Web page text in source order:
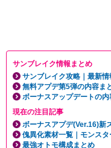
サンブレイク情報まとめ
サンブレイク攻略｜最新
無料アプデ第5弾の内容ま
ボーナスアップデートの
現在の注目記事
ボーナスアプデ(Ver.16)新
傀異化素材一覧｜モンス
最強オトモ構成まとめ